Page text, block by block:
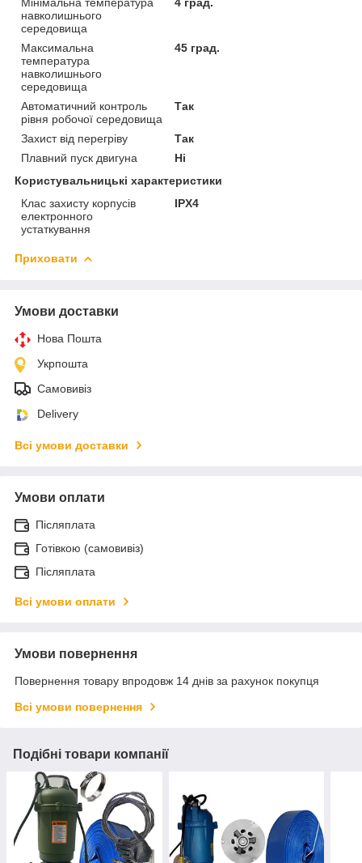
навколишнього
середовища
Максимальна
температура
навколишнього
середовища
45 град.
Автоматичний контроль
рівня робочої середовища
Так
Захист від перегріву
Так
Плавний пуск двигуна
Ні
Користувальницькі характеристики
Клас захисту корпусів
електронного
устаткування
IPX4
Приховати
Умови доставки
Нова Пошта
Укрпошта
Самовивіз
Delivery
Всі умови доставки
Умови оплати
Післяплата
Готівкою (самовивіз)
Післяплата
Всі умови оплати
Умови повернення
Повернення товару впродовж 14 днів за рахунок покупця
Всі умови повернення
Подібні товари компанії